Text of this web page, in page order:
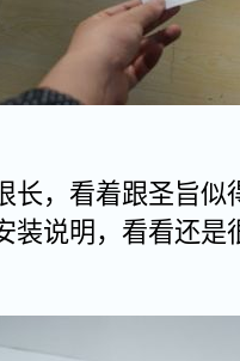
，看着跟圣旨似
装说明，看看还是